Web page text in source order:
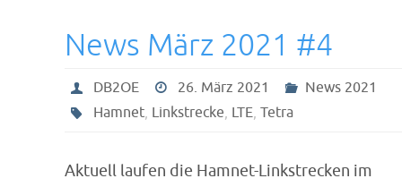
News März 2021 #4
DB2OE 26. März 2021
News 2021
Hamnet, Linkstrecke, LTE, Tetra
Aktuell laufen die Hamnet-Linkstrecken im